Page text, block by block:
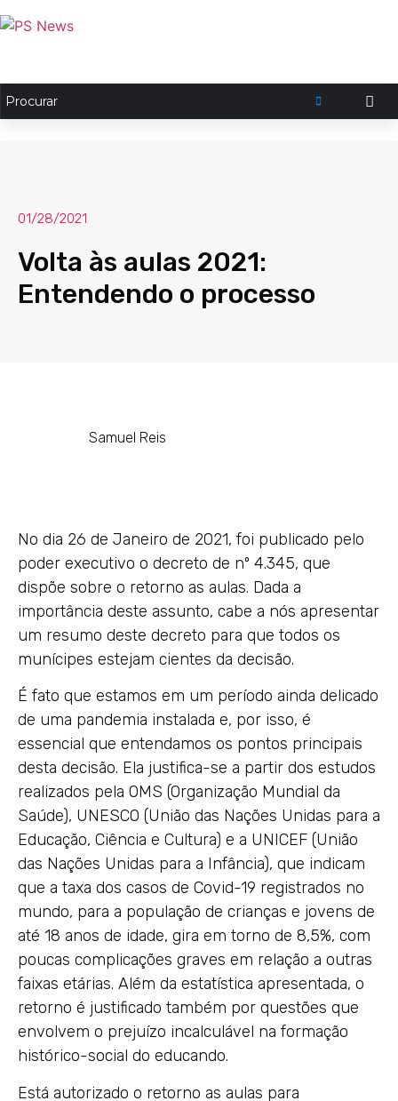
01/28/2021
Volta às aulas 2021:
Entendendo o processo
Samuel Reis
No dia 26 de Janeiro de 2021, foi publicado pelo
poder executivo o decreto de nº 4.345, que
dispõe sobre o retorno as aulas. Dada a
importância deste assunto, cabe a nós apresentar
um resumo deste decreto para que todos os
munícipes estejam cientes da decisão.
É fato que estamos em um período ainda delicado
de uma pandemia instalada e, por isso, é
essencial que entendamos os pontos principais
desta decisão. Ela justifica-se a partir dos estudos
realizados pela OMS (Organização Mundial da
Saúde), UNESCO (União das Nações Unidas para a
Educação, Ciência e Cultura) e a UNICEF (União
das Nações Unidas para a Infância), que indicam
que a taxa dos casos de Covid-19 registrados no
mundo, para a população de crianças e jovens de
até 18 anos de idade, gira em torno de 8,5%, com
poucas complicações graves em relação a outras
faixas etárias. Além da estatística apresentada, o
retorno é justificado também por questões que
envolvem o prejuízo incalculável na formação
histórico-social do educando.
Está autorizado o retorno as aulas para